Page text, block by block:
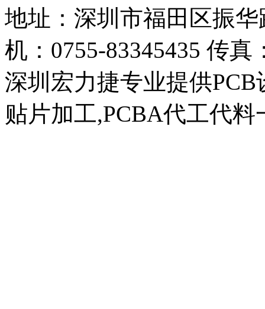
地址：深圳市福田区振
机：0755-83345435 传真
深圳宏力捷专业提供
贴片加工,PCBA代工代料